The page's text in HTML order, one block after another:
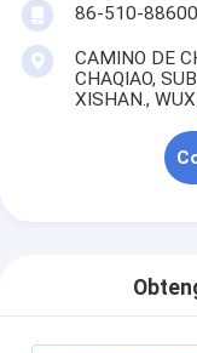
86-510-
CAMINO DE
CHAQIAO,
XISHAN.,